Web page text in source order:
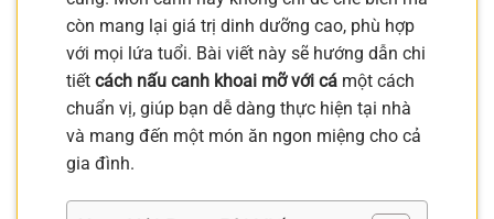
còn mang lại giá trị dinh dưỡng cao, phù hợp
với mọi lứa tuổi. Bài viết này sẽ hướng dẫn chi
tiết cách nấu canh khoai mỡ với cá một cách
chuẩn vị, giúp bạn dễ dàng thực hiện tại nhà
và mang đến một món ăn ngon miệng cho cả
gia đình.